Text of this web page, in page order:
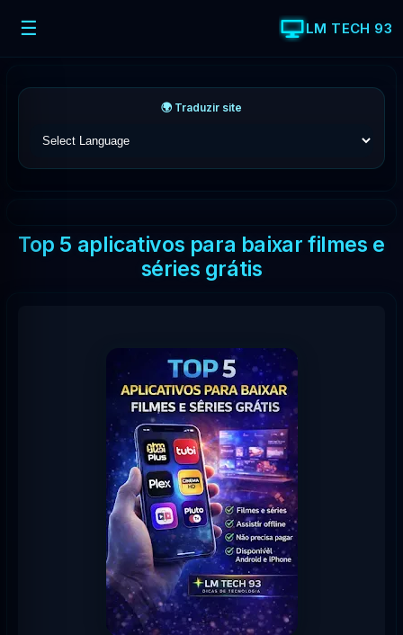
☰ LM TECH 93
🌍 Traduzir site
Top 5 aplicativos para baixar filmes e
séries grátis